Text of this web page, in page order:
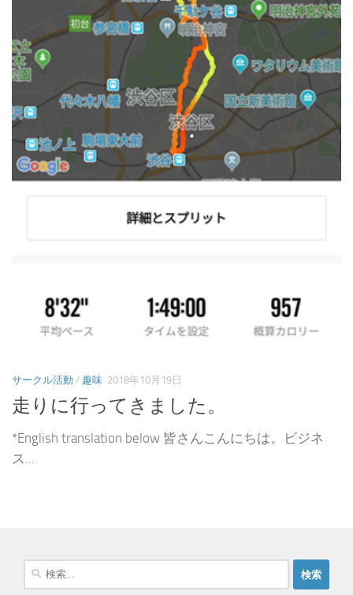
サークル活動 / 趣味 2018年10月19日
走りに行ってきました。
*English translation below 皆さんこんにちは。ビジネ
ス...
検